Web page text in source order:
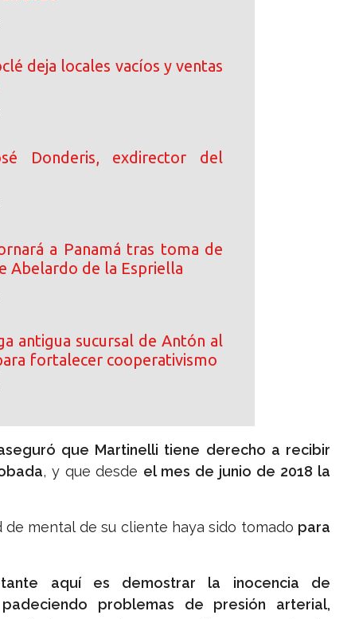
deja locales vacíos y ventas
Donderis, exdirector del
a Panamá tras toma de
Abelardo de la Espriella
antigua sucursal de Antón al
fortalecer cooperativismo
que Martinelli tiene derecho a recibir
, y que desde el mes de junio de 2018 la
mental de su cliente haya sido tomado para
aquí es demostrar la inocencia de
problemas de presión arterial,